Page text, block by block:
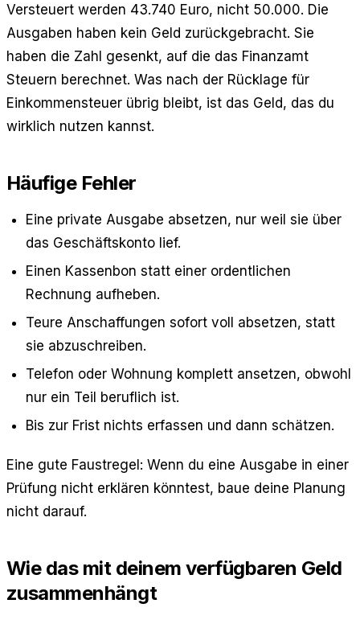
Versteuert werden 43.740 Euro, nicht 50.000. Die
Ausgaben haben kein Geld zurückgebracht. Sie
haben die Zahl gesenkt, auf die das Finanzamt
Steuern berechnet. Was nach der Rücklage für
Einkommensteuer übrig bleibt, ist das Geld, das du
wirklich nutzen kannst.
Häufige Fehler
Eine private Ausgabe absetzen, nur weil sie über
das Geschäftskonto lief.
Einen Kassenbon statt einer ordentlichen
Rechnung aufheben.
Teure Anschaffungen sofort voll absetzen, statt
sie abzuschreiben.
Telefon oder Wohnung komplett ansetzen, obwohl
nur ein Teil beruflich ist.
Bis zur Frist nichts erfassen und dann schätzen.
Eine gute Faustregel: Wenn du eine Ausgabe in einer
Prüfung nicht erklären könntest, baue deine Planung
nicht darauf.
Wie das mit deinem verfügbaren Geld
zusammenhängt